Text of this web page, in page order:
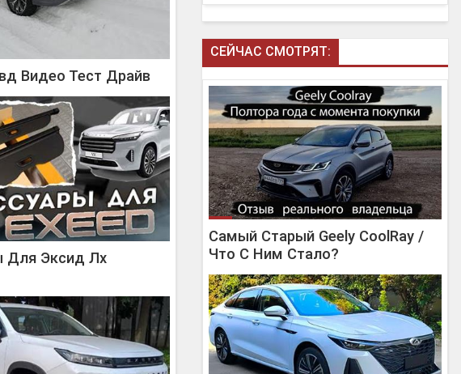
Видео Тест Драйв
Для Эксид Лх
СЕЙЧАС СМОТРЯТ:
Самый Старый Geely CoolRay /
Что С Ним Стало?